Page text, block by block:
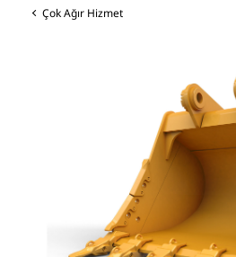
Çok Ağır Hizmet